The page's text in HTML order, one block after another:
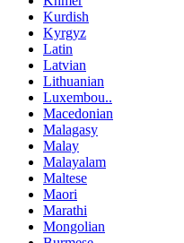
Kurdish
Kyrgyz
Latin
Latvian
Lithuanian
Luxembou..
Macedonian
Malagasy
Malay
Malayalam
Maltese
Maori
Marathi
Mongolian